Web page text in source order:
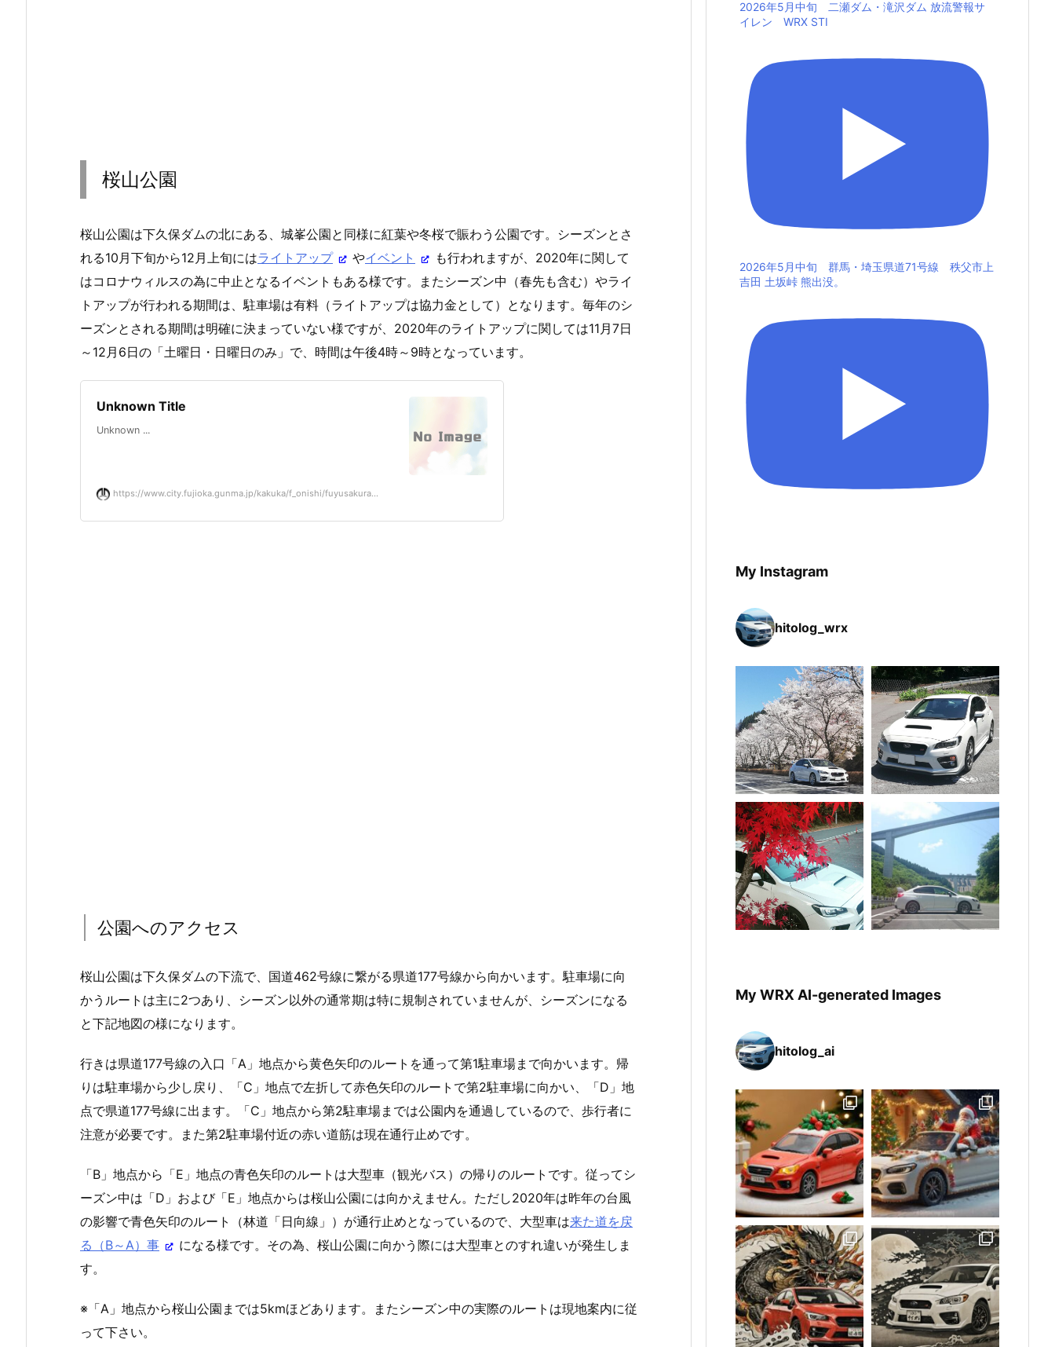
桜山公園
桜山公園は下久保ダムの北にある、城峯公園と同様に紅葉や冬桜で賑わう公園です。シーズンとさ
れる10月下旬から12月上旬にはライトアップ やイベント
も行われますが、2020年に関して
はコロナウィルスの為に中止となるイベントもある様です。またシーズン中（春先も含む）やライ
トアップが行われる期間は、駐車場は有料（ライトアップは協力金として）となります。毎年のシ
ーズンとされる期間は明確に決まっていない様ですが、2020年のライトアップに関しては11月7日
～12月6日の「土曜日・日曜日のみ」で、時間は午後4時～9時となっています。
Unknown Title
Unknown ...
https://www.city.fujioka.gunma.jp/kakuka/f_onishi/fuyusakura...
公園へのアクセス
桜山公園は下久保ダムの下流で、国道462号線に繋がる県道177号線から向かいます。駐車場に向
かうルートは主に2つあり、シーズン以外の通常期は特に規制されていませんが、シーズンになる
と下記地図の様になります。
行きは県道177号線の入口「A」地点から黄色矢印のルートを通って第1駐車場まで向かいます。帰
りは駐車場から少し戻り、「C」地点で左折して赤色矢印のルートで第2駐車場に向かい、「D」地
点で県道177号線に出ます。「C」地点から第2駐車場までは公園内を通過しているので、歩行者に
注意が必要です。また第2駐車場付近の赤い道筋は現在通行止めです。
「B」地点から「E」地点の青色矢印のルートは大型車（観光バス）の帰りのルートです。従ってシ
ーズン中は「D」および「E」地点からは桜山公園には向かえません。ただし2020年は昨年の台風
の影響で青色矢印のルート（林道「日向線」）が通行止めとなっているので、大型車は来た道を戻
る（B～A）事
になる様です。その為、桜山公園に向かう際には大型車とのすれ違いが発生しま
す。
※「A」地点から桜山公園までは5kmほどあります。またシーズン中の実際のルートは現地案内に従
って下さい。
2026年5月中旬 二瀬ダム・滝沢ダム 放流警報サ
イレン WRX STI
2026年5月中旬 群馬・埼玉県道71号線 秩父市上
吉田 土坂峠 熊出没。
My Instagram
hitolog_wrx
My WRX AI-generated Images
hitolog_ai